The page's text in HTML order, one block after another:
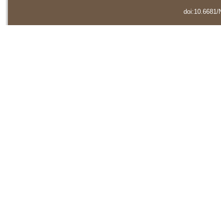
doi:10.6681/